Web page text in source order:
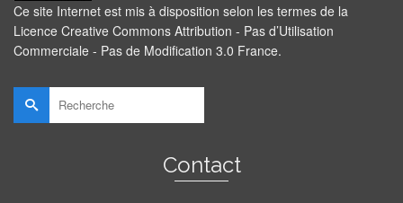
Ce site Internet est mis à disposition selon les termes de la
Licence Creative Commons Attribution - Pas d’Utilisation
Commerciale - Pas de Modification 3.0 France.
Rechercher :
Contact